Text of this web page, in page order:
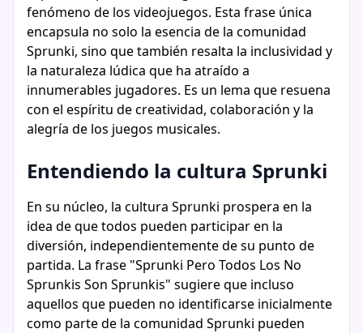
fenómeno de los videojuegos. Esta frase única
encapsula no solo la esencia de la comunidad
Sprunki, sino que también resalta la inclusividad y
la naturaleza lúdica que ha atraído a
innumerables jugadores. Es un lema que resuena
con el espíritu de creatividad, colaboración y la
alegría de los juegos musicales.
Entendiendo la cultura Sprunki
En su núcleo, la cultura Sprunki prospera en la
idea de que todos pueden participar en la
diversión, independientemente de su punto de
partida. La frase "Sprunki Pero Todos Los No
Sprunkis Son Sprunkis" sugiere que incluso
aquellos que pueden no identificarse inicialmente
como parte de la comunidad Sprunki pueden